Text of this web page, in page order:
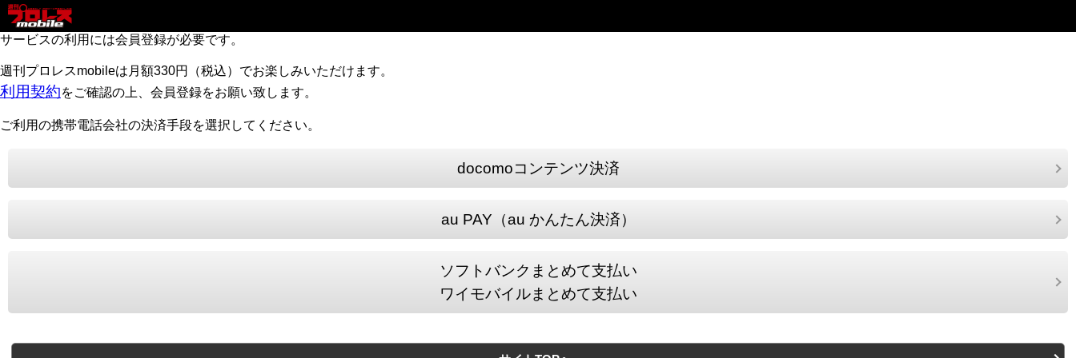
サービスの利用には会員登録が必要です。
週刊プロレスmobileは月額330円（税込）でお楽しみいただけます。
利用契約をご確認の上、会員登録をお願い致します。
ご利用の携帯電話会社の決済手段を選択してください。
docomoコンテンツ決済
au PAY（au かんたん決済）
ソフトバンクまとめて支払い
ワイモバイルまとめて支払い